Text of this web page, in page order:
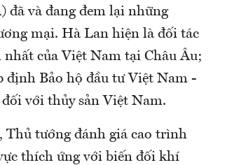
và đang đem lại những
mại. Hà Lan hiện là đối tác
của Việt Nam tại Châu Âu;
định Bảo hộ đầu tư Việt Nam -
với thủy sản Việt Nam.
Thủ tướng đánh giá cao trình
thích ứng với biến đối khí